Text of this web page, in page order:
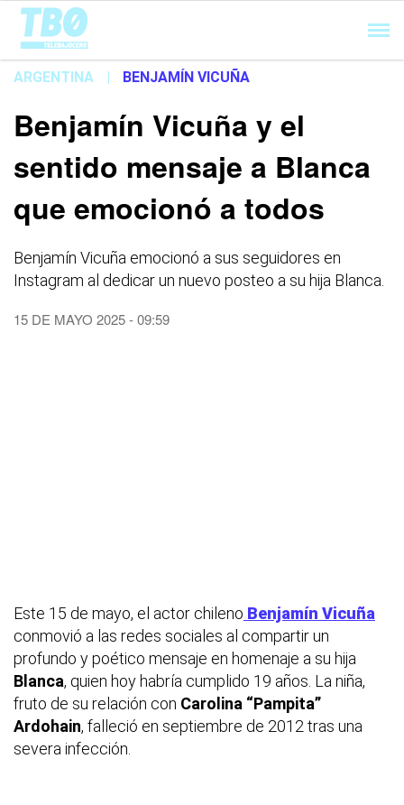
Cargando...
ARGENTINA | BENJAMÍN VICUÑA
Benjamín Vicuña y el
sentido mensaje a Blanca
que emocionó a todos
Benjamín Vicuña emocionó a sus seguidores en
Instagram al dedicar un nuevo posteo a su hija Blanca.
15 DE MAYO 2025 - 09:59
Este 15 de mayo, el actor chileno Benjamín Vicuña
conmovió a las redes sociales al compartir un
profundo y poético mensaje en homenaje a su hija
Blanca, quien hoy habría cumplido 19 años. La niña,
fruto de su relación con Carolina “Pampita”
Ardohain, falleció en septiembre de 2012 tras una
severa infección.